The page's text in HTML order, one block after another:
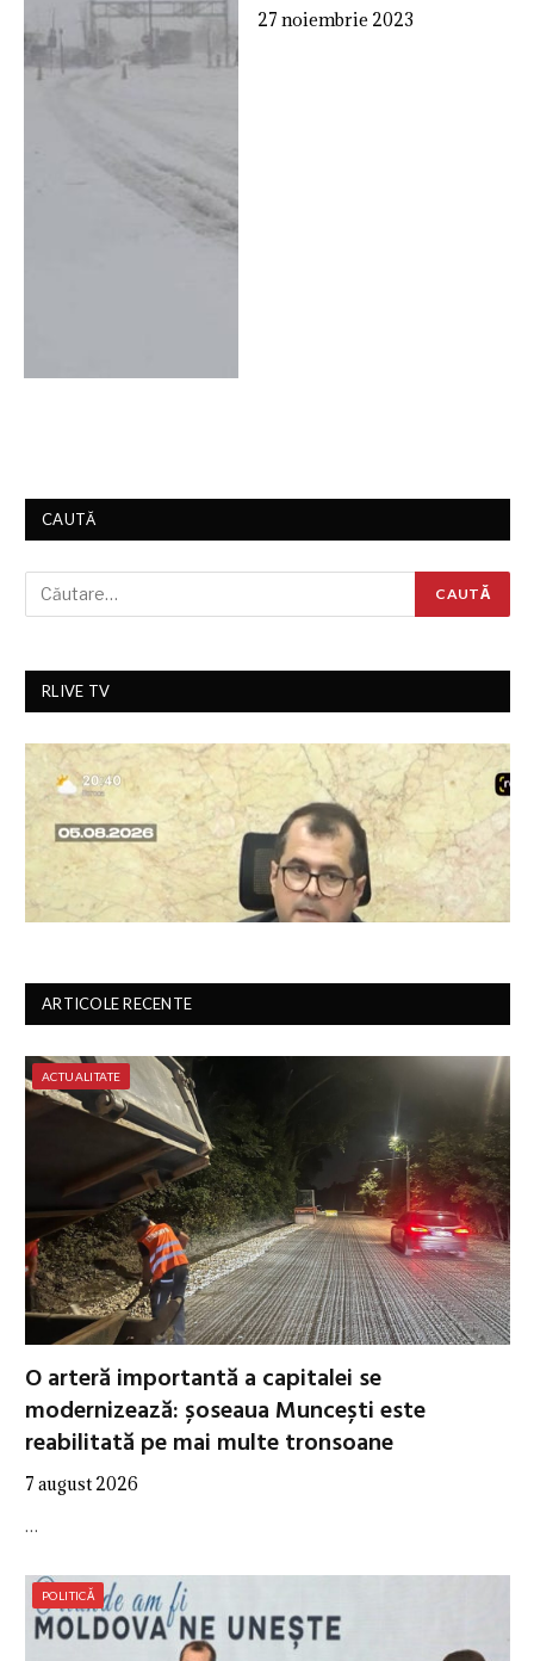
27 noiembrie 2023
CAUTĂ
RLIVE TV
ARTICOLE RECENTE
ACTUALITATE
O arteră importantă a capitalei se
modernizează: șoseaua Muncești este
reabilitată pe mai multe tronsoane
7 august 2026
…
POLITICĂ